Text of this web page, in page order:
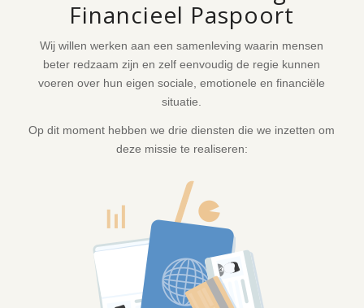
Financieel Paspoort
Wij willen werken aan een samenleving waarin mensen
beter redzaam zijn en zelf eenvoudig de regie kunnen
voeren over hun eigen sociale, emotionele en financiële
situatie.
Op dit moment hebben we drie diensten die we inzetten om
deze missie te realiseren: